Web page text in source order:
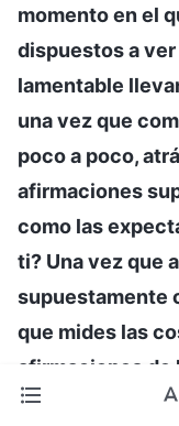
momento en el
dispuestos a ver
lamentable
una vez que
poco a poco,
afirmaciones
como las
ti? Una vez que
supuestamente
que mides las
afirmaciones de
de estar sujeto